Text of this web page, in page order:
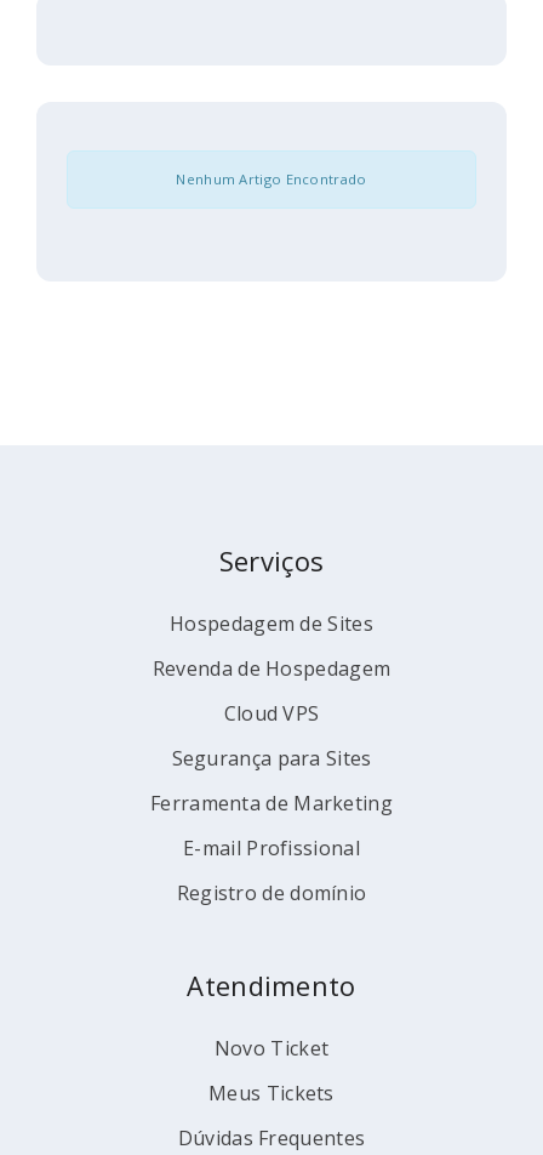
Nenhum Artigo Encontrado
Serviços
Hospedagem de Sites
Revenda de Hospedagem
Cloud VPS
Segurança para Sites
Ferramenta de Marketing
E-mail Profissional
Registro de domínio
Atendimento
Novo Ticket
Meus Tickets
Dúvidas Frequentes